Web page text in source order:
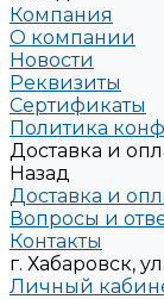
Компания
О компании
Новости
Реквизиты
Сертификаты
Политика
Доставка и
Назад
Доставка и
Вопросы и
Контакты
г. Хабаровск,
Личный